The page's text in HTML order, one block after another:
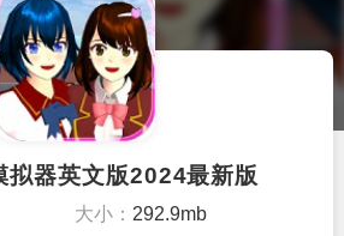
拟器英文版2024最新版
大小： 292.9mb